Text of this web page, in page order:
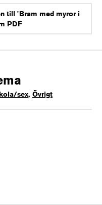
till "Bram med myror i
PDF
sex, Övrigt